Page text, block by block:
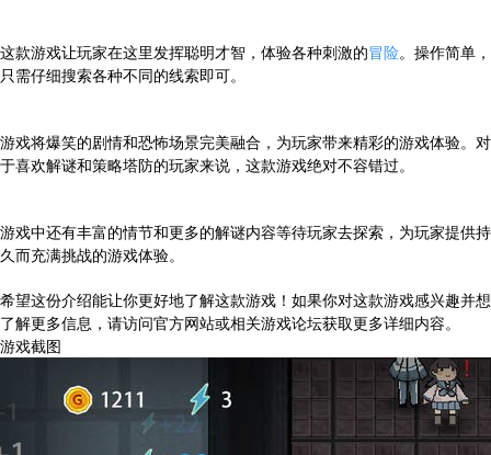
这款游戏让玩家在这里发挥聪明才智，体验各种刺激的冒险。操作简单，
只需仔细搜索各种不同的线索即可。
游戏将爆笑的剧情和恐怖场景完美融合，为玩家带来精彩的游戏体验。对
于喜欢解谜和策略塔防的玩家来说，这款游戏绝对不容错过。
游戏中还有丰富的情节和更多的解谜内容等待玩家去探索，为玩家提供持
久而充满挑战的游戏体验。
希望这份介绍能让你更好地了解这款游戏！如果你对这款游戏感兴趣并想
了解更多信息，请访问官方网站或相关游戏论坛获取更多详细内容。
游戏截图